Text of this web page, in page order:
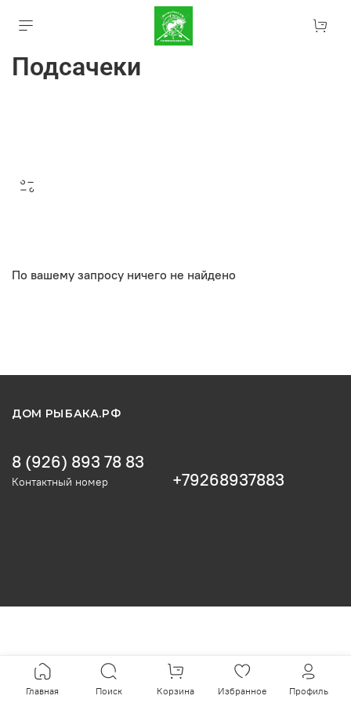
Подсачеки
По вашему запросу ничего не найдено
ДОМ РЫБАКА.РФ
8 (926) 893 78 83
Контактный номер +79268937883
Главная Поиск Корзина Избранное Профиль